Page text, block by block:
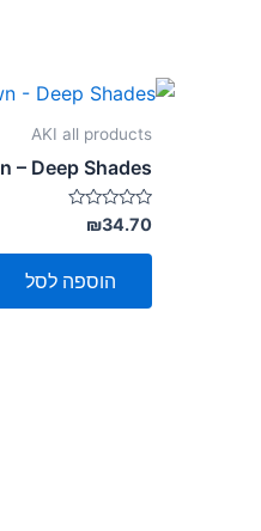
AKI all products
– Deep Shades
דורג
0
מתוך
₪34.70
הוספה לסל